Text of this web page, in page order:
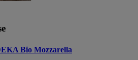
Bio Mozzarella